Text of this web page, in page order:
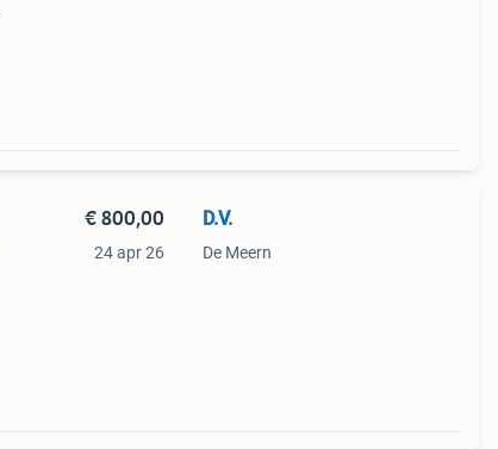
€ 800,00
24 apr 26
D.V.
De Meern